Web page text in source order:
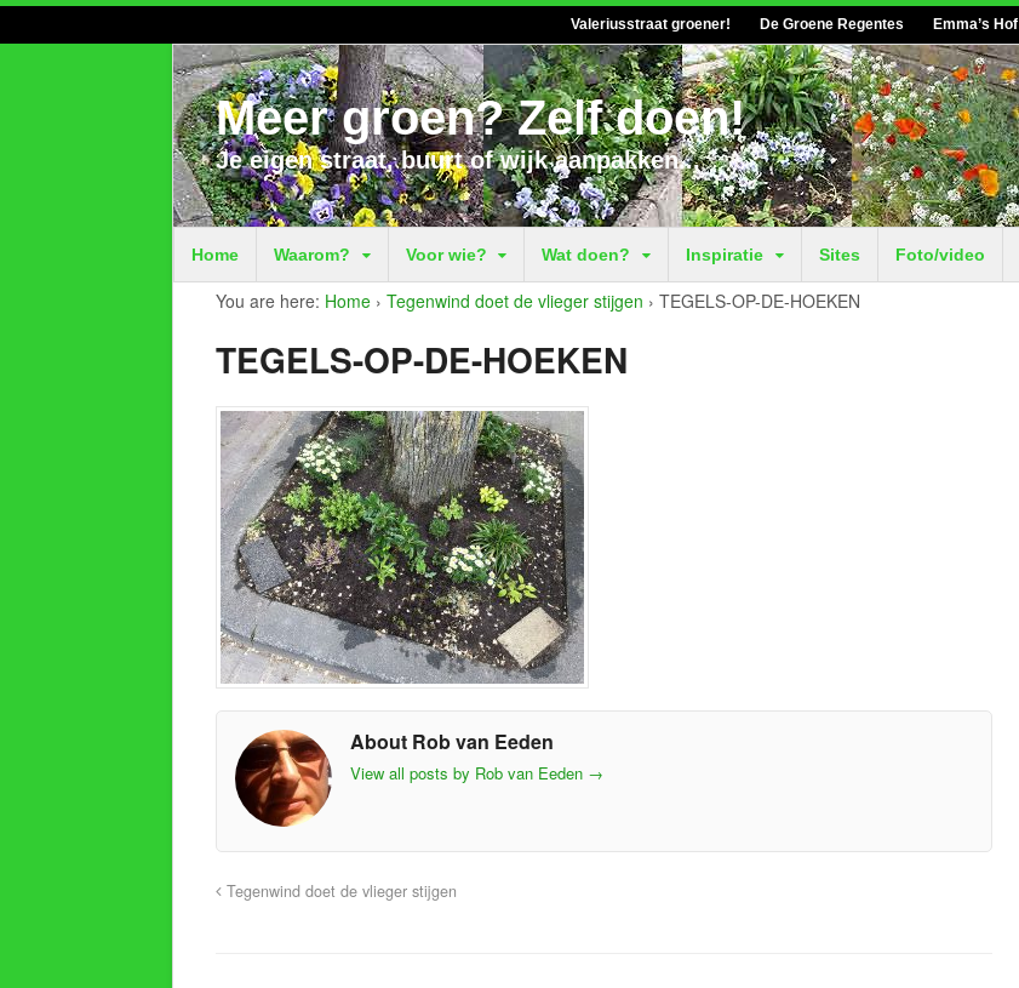
Valeriusstraat groener! De Groene Regentes Emma’s Hof
Meer groen? Zelf doen!
Je eigen straat, buurt of wijk aanpakken...
Home Waarom? Voor wie? Wat doen? Inspiratie Sites Foto/video
You are here: Home › Tegenwind doet de vlieger stijgen › TEGELS-OP-DE-HOEKEN
TEGELS-OP-DE-HOEKEN
About Rob van Eeden
View all posts by Rob van Eeden →
Tegenwind doet de vlieger stijgen